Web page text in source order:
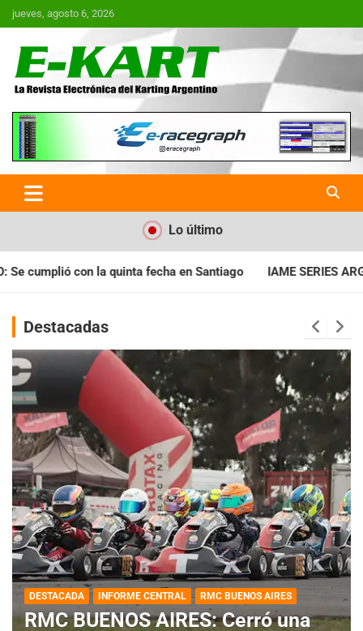
Saltar
al
jueves, agosto 6, 2026
E-Kart.com.ar | La Revista
Electrónica del Karting en
Argentina
Lo último
en Santiago IAME SERIES ARGENTINA: Horarios para la
Destacadas
DESTACADA INFORME CENTRAL RMC BUENOS AIRES
RMC BUENOS AIRES: Cerró una